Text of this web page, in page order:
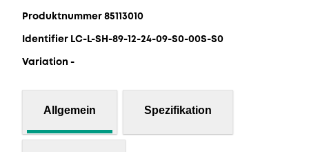
Produktnummer 85113010
Identifier LC-L-SH-89-12-24-09-S0-00S-S0
Variation -
Allgemein Spezifikation